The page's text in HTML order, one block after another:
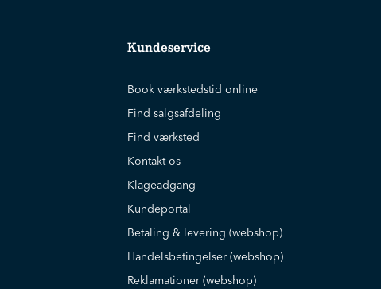
Kundeservice
Book værkstedstid online
Find salgsafdeling
Find værksted
Kontakt os
Klageadgang
Kundeportal
Betaling & levering (webshop)
Handelsbetingelser (webshop)
Reklamationer (webshop)